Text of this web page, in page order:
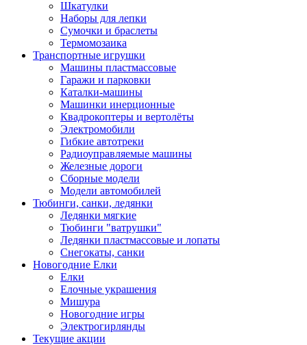
Шкатулки
Наборы для лепки
Сумочки и браслеты
Термомозаика
Транспортные игрушки
Машины пластмассовые
Гаражи и парковки
Каталки-машины
Машинки инерционные
Квадрокоптеры и вертолёты
Электромобили
Гибкие автотреки
Радиоуправляемые машины
Железные дороги
Сборные модели
Модели автомобилей
Тюбинги, санки, ледянки
Ледянки мягкие
Тюбинги "ватрушки"
Ледянки пластмассовые и лопаты
Снегокаты, санки
Новогодние Елки
Елки
Елочные украшения
Мишура
Новогодние игры
Электрогирлянды
Текущие акции